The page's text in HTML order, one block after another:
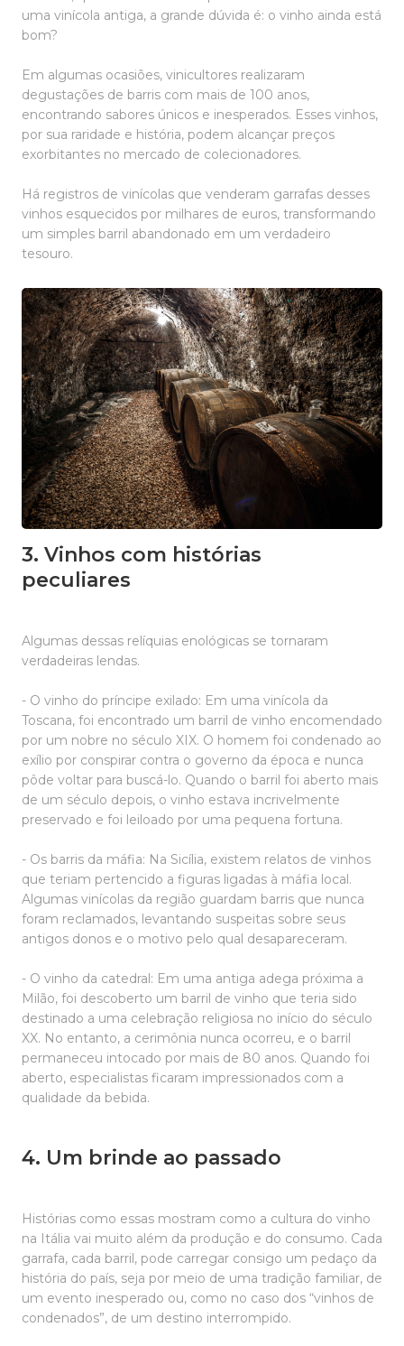
uma vinícola antiga, a grande dúvida é: o vinho ainda está
bom?
Em algumas ocasiões, vinicultores realizaram
degustações de barris com mais de 100 anos,
encontrando sabores únicos e inesperados. Esses vinhos,
por sua raridade e história, podem alcançar preços
exorbitantes no mercado de colecionadores.
Há registros de vinícolas que venderam garrafas desses
vinhos esquecidos por milhares de euros, transformando
um simples barril abandonado em um verdadeiro
tesouro.
3. Vinhos com histórias
peculiares
Algumas dessas relíquias enológicas se tornaram
verdadeiras lendas.
- O vinho do príncipe exilado: Em uma vinícola da
Toscana, foi encontrado um barril de vinho encomendado
por um nobre no século XIX. O homem foi condenado ao
exílio por conspirar contra o governo da época e nunca
pôde voltar para buscá-lo. Quando o barril foi aberto mais
de um século depois, o vinho estava incrivelmente
preservado e foi leiloado por uma pequena fortuna.
- Os barris da máfia: Na Sicília, existem relatos de vinhos
que teriam pertencido a figuras ligadas à máfia local.
Algumas vinícolas da região guardam barris que nunca
foram reclamados, levantando suspeitas sobre seus
antigos donos e o motivo pelo qual desapareceram.
- O vinho da catedral: Em uma antiga adega próxima a
Milão, foi descoberto um barril de vinho que teria sido
destinado a uma celebração religiosa no início do século
XX. No entanto, a cerimônia nunca ocorreu, e o barril
permaneceu intocado por mais de 80 anos. Quando foi
aberto, especialistas ficaram impressionados com a
qualidade da bebida.
4. Um brinde ao passado
Histórias como essas mostram como a cultura do vinho
na Itália vai muito além da produção e do consumo. Cada
garrafa, cada barril, pode carregar consigo um pedaço da
história do país, seja por meio de uma tradição familiar, de
um evento inesperado ou, como no caso dos “vinhos de
condenados”, de um destino interrompido.